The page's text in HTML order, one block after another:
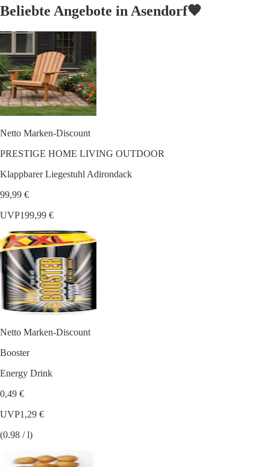
Beliebte Angebote in Asendorf🧡
Netto Marken-Discount
PRESTIGE HOME LIVING OUTDOOR
Klappbarer Liegestuhl Adirondack
99,99 €
UVP199,99 €
Netto Marken-Discount
Booster
Energy Drink
0,49 €
UVP1,29 €
(0.98 / l)